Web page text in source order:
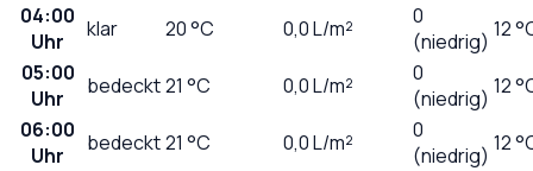
04:00
Uhr
klar 20°C 0,0L/m²
0
(niedrig) 12
05:00
Uhr
bedeckt21 °C 0,0L/m²
0
(niedrig) 12
06:00
Uhr
bedeckt21 °C 0,0L/m²
0
(niedrig) 12